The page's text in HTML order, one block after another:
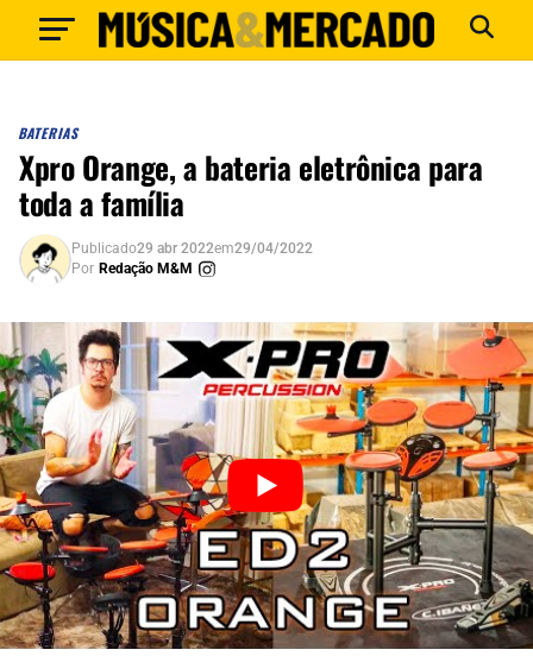
BATERIAS
Xpro Orange, a bateria eletrônica para
toda a família
Publicado29 abr 2022em29/04/2022
Por Redação M&M